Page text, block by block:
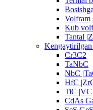
Volfram
Kub
Tantal
Cr3C2
TaNbC
NbC
HfC
TiC |VC
CdAs